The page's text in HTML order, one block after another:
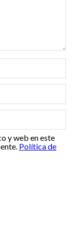
y web en este
Política de